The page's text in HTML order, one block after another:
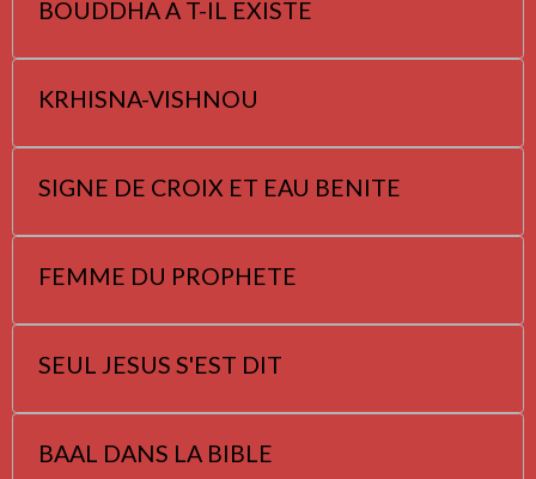
BOUDDHA A T-IL EXISTE
KRHISNA-VISHNOU
SIGNE DE CROIX ET EAU BENITE
FEMME DU PROPHETE
SEUL JESUS S'EST DIT
BAAL DANS LA BIBLE